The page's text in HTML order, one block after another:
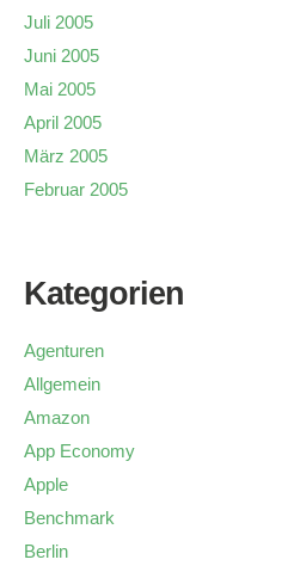
Juli 2005
Juni 2005
Mai 2005
April 2005
März 2005
Februar 2005
Kategorien
Agenturen
Allgemein
Amazon
App Economy
Apple
Benchmark
Berlin